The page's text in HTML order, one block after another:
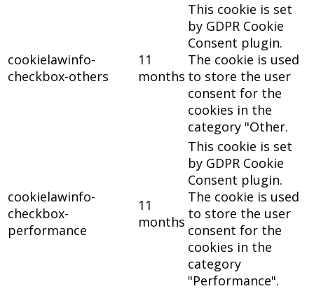
cookielawinfo-
checkbox-others
11
months
This cookie is set
by GDPR Cookie
Consent plugin.
The cookie is used
to store the user
consent for the
cookies in the
category "Other.
cookielawinfo-
checkbox-
performance
11
months
This cookie is set
by GDPR Cookie
Consent plugin.
The cookie is used
to store the user
consent for the
cookies in the
category
"Performance".